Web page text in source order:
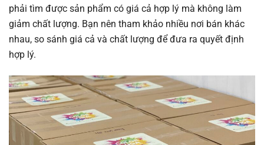
phải tìm được sản phẩm có giá cả hợp lý mà không làm
giảm chất lượng. Bạn nên tham khảo nhiều nơi bán khác
nhau, so sánh giá cả và chất lượng để đưa ra quyết định
hợp lý.